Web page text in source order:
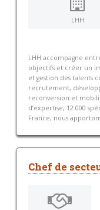
LHH
LHH accompagne
objectifs et créer un
et gestion des talents
recrutement,
reconversion et
d’expertise, 12 000
France, nous
Chef de